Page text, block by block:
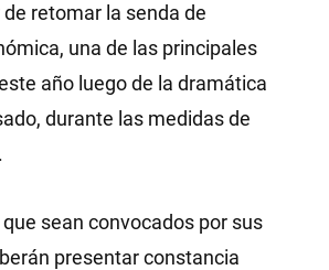
retomar la senda de
una de las principales
año luego de la dramática
durante las medidas de
sean convocados por sus
presentar constancia